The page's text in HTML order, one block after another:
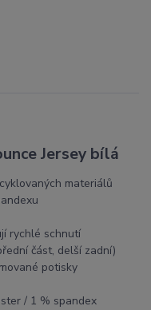
Jersey bílá
materiálů
rychlé schnutí
část, delší zadní)
potisky
/ 1 % spandex